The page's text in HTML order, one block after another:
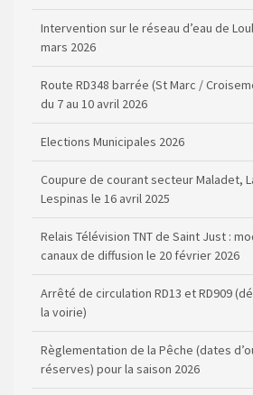
Intervention sur le réseau d’eau de
mars 2026
Route RD348 barrée (St Marc /
du 7 au 10 avril 2026
Elections Municipales 2026
Coupure de courant secteur Maladet,
Lespinas le 16 avril 2025
Relais Télévision TNT de Saint Just :
canaux de diffusion le 20 février 2026
Arrêté de circulation RD13 et RD909
la voirie)
Règlementation de la Pêche (dates
réserves) pour la saison 2026